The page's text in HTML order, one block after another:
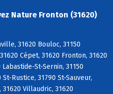
Nature Fronton (31620)
31620 Bouloc, 31150
Cépet, 31620 Fronton, 31620
St-Sernin, 31150
Rustice, 31790 St-Sauveur,
31620 Villaudric, 31620